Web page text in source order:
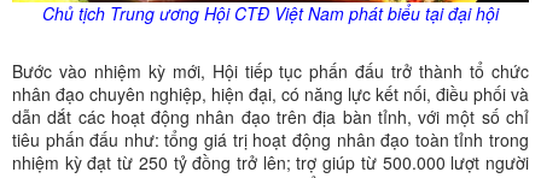
Chủ tịch Trung ương Hội CTĐ Việt Nam phát biểu tại đại hội
Bước vào nhiệm kỳ mới, Hội tiếp tục phấn đấu trở thành tổ chức
nhân đạo chuyên nghiệp, hiện đại, có năng lực kết nối, điều phối và
dẫn dắt các hoạt động nhân đạo trên địa bàn tỉnh, với một số chỉ
tiêu phấn đấu như: tổng giá trị hoạt động nhân đạo toàn tỉnh trong
nhiệm kỳ đạt từ 250 tỷ đồng trở lên; trợ giúp từ 500.000 lượt người